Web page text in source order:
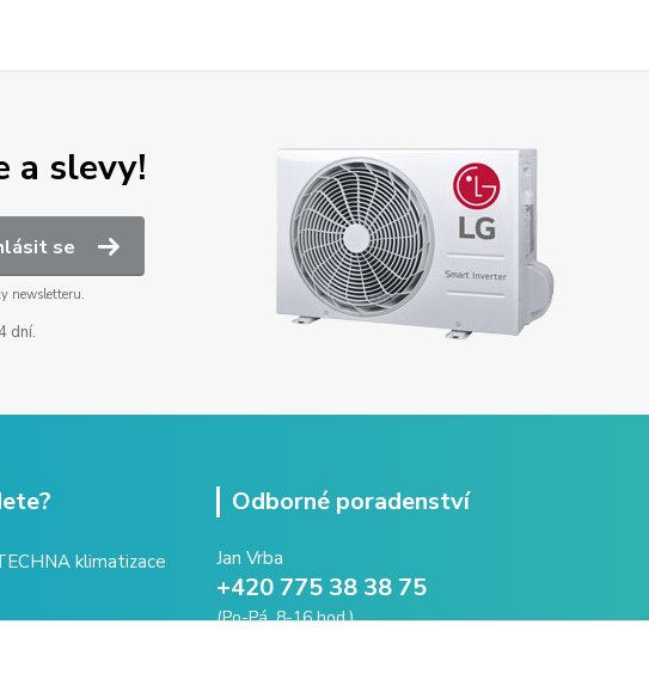
a slevy!
se
newsletteru.
dní.
Odborné poradenství
Jan Vrba
+420 775 38 38 75
(Po-Pá, 8-16 hod.)